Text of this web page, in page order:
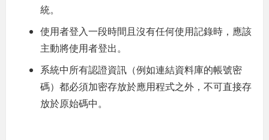
統。
使用者登入一段時間且沒有任何使用記錄時，應該
主動將使用者登出。
系統中所有認證資訊（例如連結資料庫的帳號密
碼）都必須加密存放於應用程式之外，不可直接存
放於原始碼中。